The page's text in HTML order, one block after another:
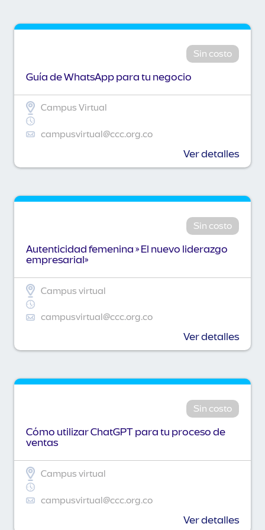
Sin costo
Guía de WhatsApp para tu negocio
Campus Virtual
campusvirtual@ccc.org.co
Ver detalles
Sin costo
Autenticidad femenina » El nuevo liderazgo
empresarial»
Campus virtual
campusvirtual@ccc.org.co
Ver detalles
Sin costo
Cómo utilizar ChatGPT para tu proceso de
ventas
Campus virtual
campusvirtual@ccc.org.co
Ver detalles